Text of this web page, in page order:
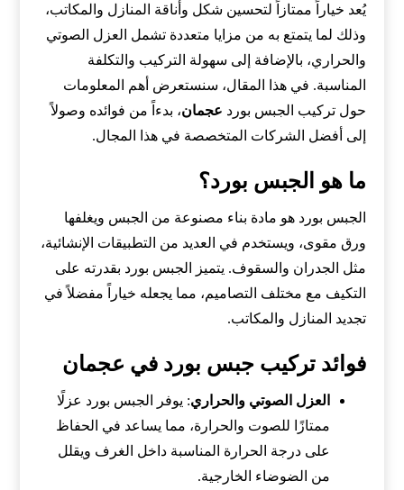
يُعد خياراً ممتازاً لتحسين شكل وأناقة المنازل والمكاتب،
وذلك لما يتمتع به من مزايا متعددة تشمل العزل الصوتي
والحراري، بالإضافة إلى سهولة التركيب والتكلفة
المناسبة. في هذا المقال، سنستعرض أهم المعلومات
حول تركيب الجبس بورد عجمان، بدءاً من فوائده وصولاً
إلى أفضل الشركات المتخصصة في هذا المجال.
ما هو الجبس بورد؟
الجبس بورد هو مادة بناء مصنوعة من الجبس ويغلفها
ورق مقوى، ويستخدم في العديد من التطبيقات الإنشائية،
مثل الجدران والسقوف. يتميز الجبس بورد بقدرته على
التكيف مع مختلف التصاميم، مما يجعله خياراً مفضلاً في
تجديد المنازل والمكاتب.
فوائد تركيب جبس بورد في عجمان
العزل الصوتي والحراري: يوفر الجبس بورد عزلًا
ممتازًا للصوت والحرارة، مما يساعد في الحفاظ
على درجة الحرارة المناسبة داخل الغرف ويقلل
من الضوضاء الخارجية.